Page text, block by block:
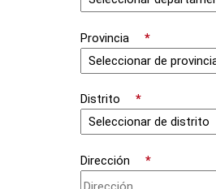
Provincia *
Distrito *
Dirección *